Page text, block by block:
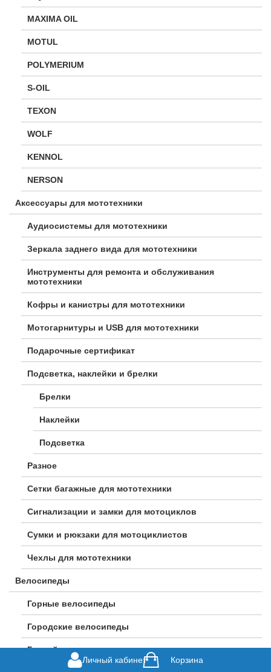
MAXIMA OIL
MOTUL
POLYMERIUM
S-OIL
TEXON
WOLF
KENNOL
NERSON
Аксессуары для мототехники
Аудиосистемы для мототехники
Зеркала заднего вида для мототехники
Инструменты для ремонта и обслуживания
мототехники
Кофры и канистры для мототехники
Мотогарнитуры и USB для мототехники
Подарочные сертификат
Подсветка, наклейки и брелки
Брелки
Наклейки
Подсветка
Разное
Сетки багажные для мототехники
Сигнализации и замки для мотоциклов
Сумки и рюкзаки для мотоциклистов
Чехлы для мототехники
Велосипеды
Горные велосипеды
Городские велосипеды
Гравийные велосипеды
Личный кабинет Корзина